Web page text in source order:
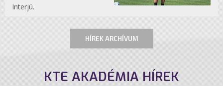
Interjú.
HÍREK ARCHÍVUM
KTE AKADÉMIA HÍREK